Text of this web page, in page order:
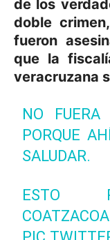
de los
doble
fueron
que la
veracruzana
NO
PORQUE
SALUDAR.
ESTO